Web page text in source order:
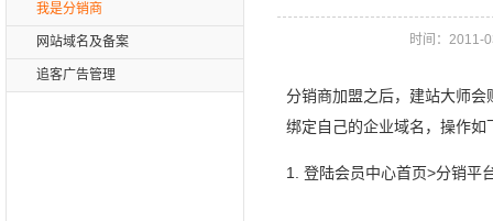
时间：2011-
分销商加盟之后，建站大师
绑定自己的企业域名，操作
1. 登陆会员中心首页>分销平
我是分销商
网站域名及备案
追客广告管理